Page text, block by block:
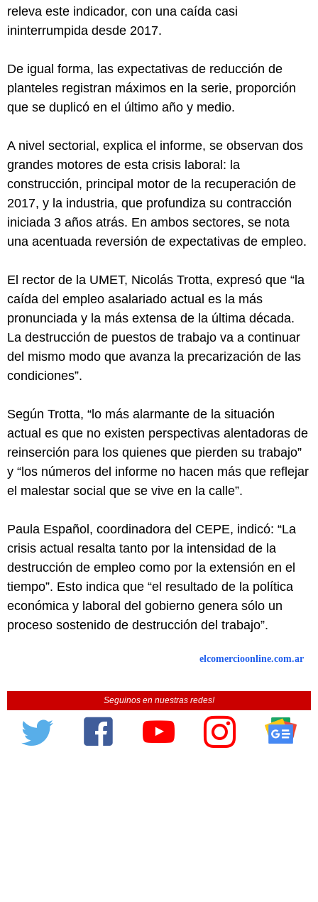
releva este indicador, con una caída casi
ininterrumpida desde 2017.
De igual forma, las expectativas de reducción de
planteles registran máximos en la serie, proporción
que se duplicó en el último año y medio.
A nivel sectorial, explica el informe, se observan dos
grandes motores de esta crisis laboral: la
construcción, principal motor de la recuperación de
2017, y la industria, que profundiza su contracción
iniciada 3 años atrás. En ambos sectores, se nota
una acentuada reversión de expectativas de empleo.
El rector de la UMET, Nicolás Trotta, expresó que “la
caída del empleo asalariado actual es la más
pronunciada y la más extensa de la última década.
La destrucción de puestos de trabajo va a continuar
del mismo modo que avanza la precarización de las
condiciones”.
Según Trotta, “lo más alarmante de la situación
actual es que no existen perspectivas alentadoras de
reinserción para los quienes que pierden su trabajo”
y “los números del informe no hacen más que reflejar
el malestar social que se vive en la calle”.
Paula Español, coordinadora del CEPE, indicó: “La
crisis actual resalta tanto por la intensidad de la
destrucción de empleo como por la extensión en el
tiempo”. Esto indica que “el resultado de la política
económica y laboral del gobierno genera sólo un
proceso sostenido de destrucción del trabajo”.
elcomercioonline.com.ar
Seguinos en nuestras redes!